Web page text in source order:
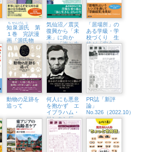
知
ち
泉
せん
源
げん
氏
じ
第
１巻 完訳漫
画『源氏物
語』
気仙沼／震災
復興から「未
来」に向か
う 「海と生
きる」三陸の
水産都市
「居場所」の
ある学級・学
校づくり 生
徒が「安心」
できる教育環
境
動物の足跡を
追って
何人にも悪意
を抱かず エ
イブラハム・
リンカン伝
PR誌「新評
論」
No.326（2022.10）